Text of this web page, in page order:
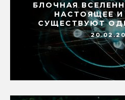
БЛОЧНАЯ
НАСТОЯЩЕЕ
СУЩЕСТВУЮТ